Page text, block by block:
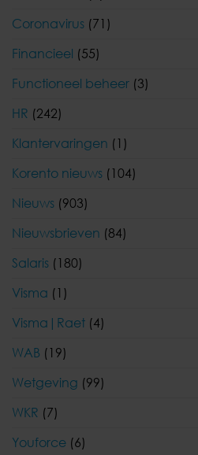
Coronavirus (71)
Financieel (55)
Functioneel beheer (3)
HR (242)
Klantervaringen (1)
Korento nieuws (104)
Nieuws (903)
Nieuwsbrieven (84)
Salaris (180)
Visma (1)
Visma|Raet (4)
WAB (19)
Wetgeving (99)
WKR (7)
Youforce (6)